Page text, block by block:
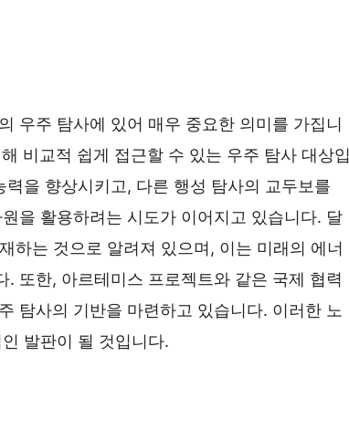
우주 탐사에 있어 매우 중요한 의미를 가집니
비교적 쉽게 접근할 수 있는 우주 탐사 대상입
을 향상시키고, 다른 행성 탐사의 교두보를
을 활용하려는 시도가 이어지고 있습니다. 달
하는 것으로 알려져 있으며, 이는 미래의 에너
또한, 아르테미스 프로젝트와 같은 국제 협력
탐사의 기반을 마련하고 있습니다. 이러한 노
발판이 될 것입니다.